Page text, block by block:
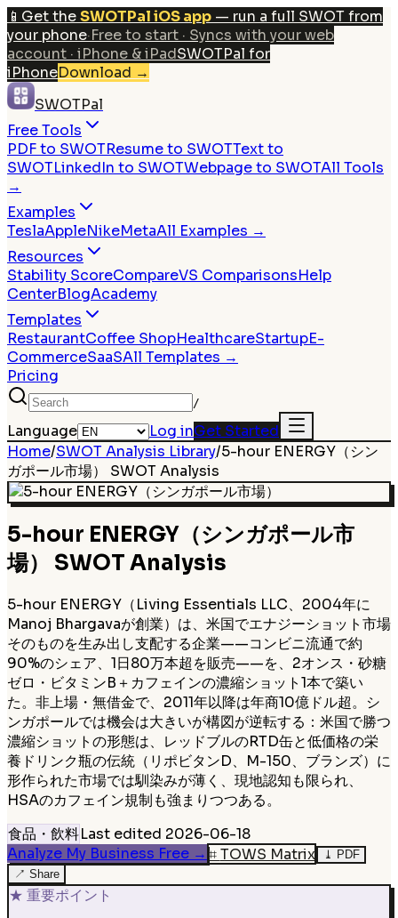
📱 Get theSWOTPal iOS app — run a full SWOT from
your phone·Free to start · Syncs with your web
account · iPhone & iPadSWOTPal for
iPhoneDownload →
SWOTPal
Free Tools
PDF to SWOTResume to SWOTText to
SWOTLinkedIn to SWOTWebpage to SWOTAll Tools
→
Examples
TeslaAppleNikeMetaAll Examples →
Resources
Stability ScoreCompareVS ComparisonsHelp
CenterBlogAcademy
Templates
RestaurantCoffee ShopHealthcareStartupE-
CommerceSaaSAll Templates →
Pricing
/
Language Log inGet Started
Home/SWOT Analysis Library/5-hour ENERGY（シン
ガポール市場）
SWOT Analysis
5-hour ENERGY（シンガポール市
場）
SWOT Analysis
5-hour ENERGY（Living Essentials LLC、2004年に
Manoj Bhargavaが創業）は、米国でエナジーショット市場
そのものを生み出し支配する企業——コンビニ流通で約
90%のシェア、1日80万本超を販売——を、2オンス・砂糖
ゼロ・ビタミンB＋カフェインの濃縮ショット1本で築い
た。非上場・無借金で、2011年以降は年商10億ドル超。シ
ンガポールでは機会は大きいが構図が逆転する：米国で勝つ
濃縮ショットの形態は、レッドブルのRTD缶と低価格の栄
養ドリンク瓶の伝統（リポビタンD、M-150、ブランズ）に
形作られた市場では馴染みが薄く、現地認知も限られ、
HSAのカフェイン規制も強まりつつある。
食品・飲料Last edited 2026-06-18
Analyze My Business Free → ⌗TOWS Matrix ⤓ PDF
↗ Share
★ 重要ポイント